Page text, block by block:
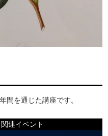
間を通じた講座です。
連イベント